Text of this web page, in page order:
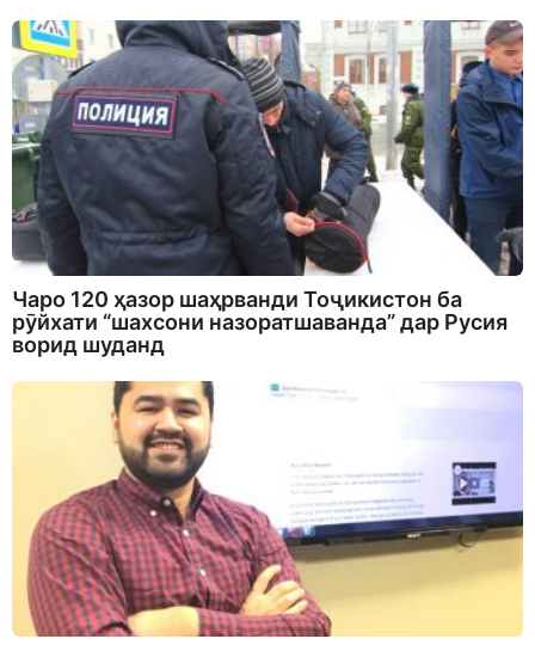
Чаро 120 ҳазор шаҳрванди Тоҷикистон ба
рӯйхати “шахсони назоратшаванда” дар Русия
ворид шуданд